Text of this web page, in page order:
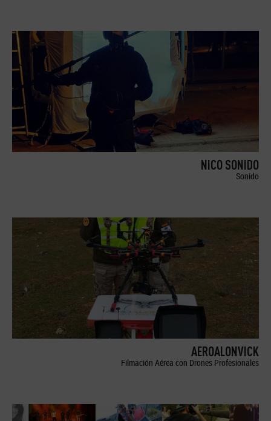
NICO SONIDO
Sonido
AEROALONVICK
Filmación Aérea con Drones Profesionales